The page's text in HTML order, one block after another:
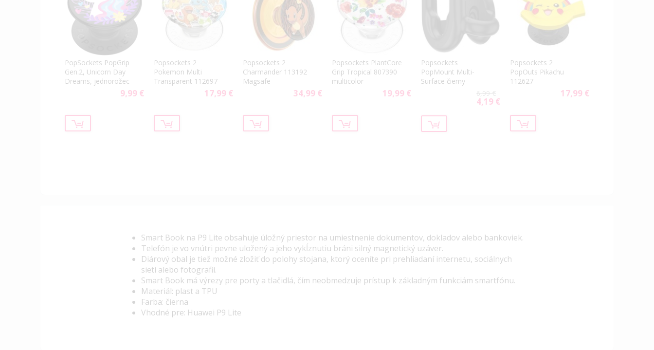
PopSockets PopGrip
Gen.2, Unicorn Day
Dreams, jednorožec
9,99 €
Popsockets 2
Pokemon Multi
Transparent 112697
17,99 €
Popsockets 2
Charmander 113192
Magsafe
34,99 €
Popsockets PlantCore
Grip Tropical 807390
multicolor
19,99 €
Popsockets
PopMount Multi-
Surface čierny
6,99 €
Special
4,19 €
Popsockets 2
PopOuts Pikachu
112627
17,99 €
Smart Book na P9 Lite obsahuje úložný priestor na umiestnenie dokumentov, dokladov alebo bankoviek.
Telefón je vo vnútri pevne uložený a jeho vykĺznutiu bráni silný magnetický uzáver.
Diárový obal je tiež možné zložiť do polohy stojana, ktorý oceníte pri prehliadaní internetu, sociálnych
sietí alebo fotografií.
Smart Book má výrezy pre porty a tlačidlá, čím neobmedzuje prístup k základným funkciám smartfónu.
Materiál: plast a TPU
Farba: čierna
Vhodné pre: Huawei P9 Lite